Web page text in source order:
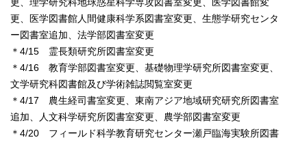
更、理学研究科地球惑星科学専攻図書室変更、医学図書館変
更、医学図書館人間健康科学系図書室変更、生態学研究センタ
ー図書室追加、法学部図書室変更
＊4/15 霊長類研究所図書室変更
＊4/16 教育学部図書室変更、基礎物理学研究所図書室変更、
文学研究科図書館及び学術雑誌閲覧室変更
＊4/17 農生経司書室変更、東南アジア地域研究研究所図書室
追加、人文科学研究所図書室変更、農学部図書室変更
＊4/20 フィールド科学教育研究センター瀬戸臨海実験所図書